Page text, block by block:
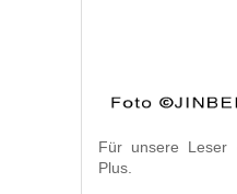
Für unsere Leser
Plus.